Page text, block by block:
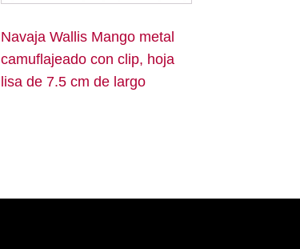
Navaja Wallis Mango metal
camuflajeado con clip, hoja
lisa de 7.5 cm de largo